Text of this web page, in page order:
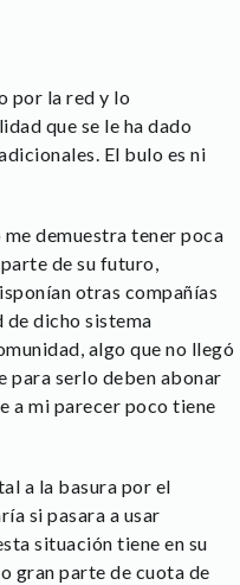
por la red y lo
que se le ha dado
El bulo es ni
demuestra tener poca
de su futuro,
otras compañías
de dicho sistema
algo que no llegó
para serlo deben abonar
a mi parecer poco tiene
a la basura por el
si pasara a usar
situación tiene en su
gran parte de cuota de